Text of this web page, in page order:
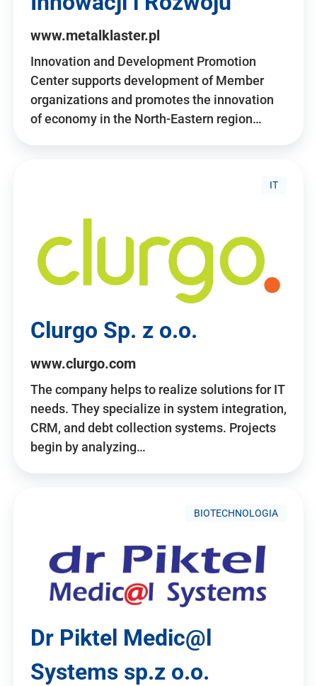
www.metalklaster.pl
Innovation and Development Promotion
Center supports development of Member
organizations and promotes the innovation
of economy in the North-Eastern region…
IT
Clurgo Sp. z o.o.
www.clurgo.com
The company helps to realize solutions for IT
needs. They specialize in system integration,
CRM, and debt collection systems. Projects
begin by analyzing…
BIOTECHNOLOGIA
Dr Piktel Medic@l
Systems sp.z o.o.